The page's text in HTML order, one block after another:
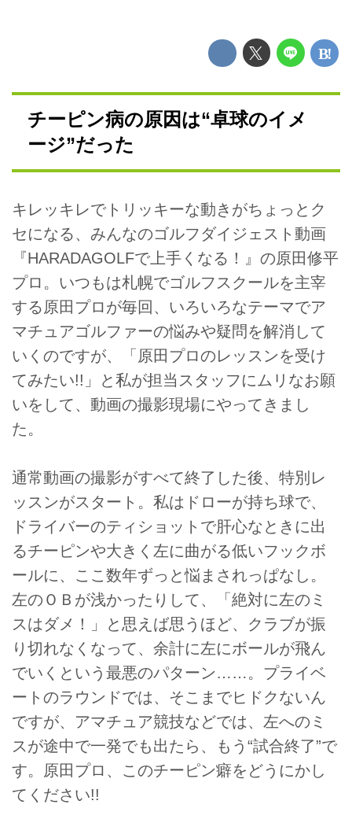
チーピン病の原因は“卓球のイメ
ージ”だった
キレッキレでトリッキーな動きがちょっとク
セになる、みんなのゴルフダイジェスト動画
『HARADAGOLFで上手くなる！』の原田修平
プロ。いつもは札幌でゴルフスクールを主宰
する原田プロが毎回、いろいろなテーマでア
マチュアゴルファーの悩みや疑問を解消して
いくのですが、「原田プロのレッスンを受け
てみたい!!」と私が担当スタッフにムリなお願
いをして、動画の撮影現場にやってきまし
た。
通常動画の撮影がすべて終了した後、特別レ
ッスンがスタート。私はドローが持ち球で、
ドライバーのティショットで肝心なときに出
るチーピンや大きく左に曲がる低いフックボ
ールに、ここ数年ずっと悩まされっぱなし。
左のＯＢが浅かったりして、「絶対に左のミ
スはダメ！」と思えば思うほど、クラブが振
り切れなくなって、余計に左にボールが飛ん
でいくという最悪のパターン……。プライベ
ートのラウンドでは、そこまでヒドクないん
ですが、アマチュア競技などでは、左へのミ
スが途中で一発でも出たら、もう“試合終了”で
す。原田プロ、このチーピン癖をどうにかし
てください!!